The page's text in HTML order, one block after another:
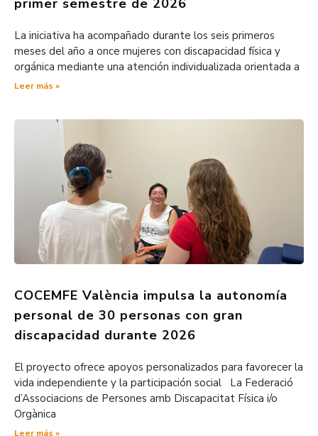
primer semestre de 2026
La iniciativa ha acompañado durante los seis primeros
meses del año a once mujeres con discapacidad física y
orgánica mediante una atención individualizada orientada a
Leer más »
COCEMFE València impulsa la autonomía
personal de 30 personas con gran
discapacidad durante 2026
El proyecto ofrece apoyos personalizados para favorecer la
vida independiente y la participación social La Federació
d’Associacions de Persones amb Discapacitat Física i/o
Orgànica
Leer más »